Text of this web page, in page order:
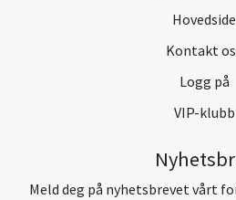
Hovedside
Kontakt
Logg på
VIP-klubb
Meld deg på nyhetsbrevet vårt